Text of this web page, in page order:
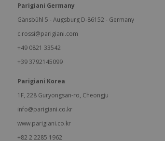
Parigiani Germany
Gänsbühl 5 - Augsburg D-86152 - Germany
c.rossi@parigiani.com
+49 0821 33542
+39 3792145099
Parigiani Korea
1F, 228 Guryongsan-ro, Cheongju
info@parigiani.co.kr
www.parigiani.co.kr
+82 2 2285 1962